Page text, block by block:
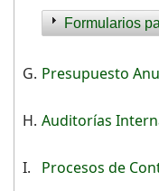
Formularios
G. Presupuesto
H. Auditorías
I. Procesos de